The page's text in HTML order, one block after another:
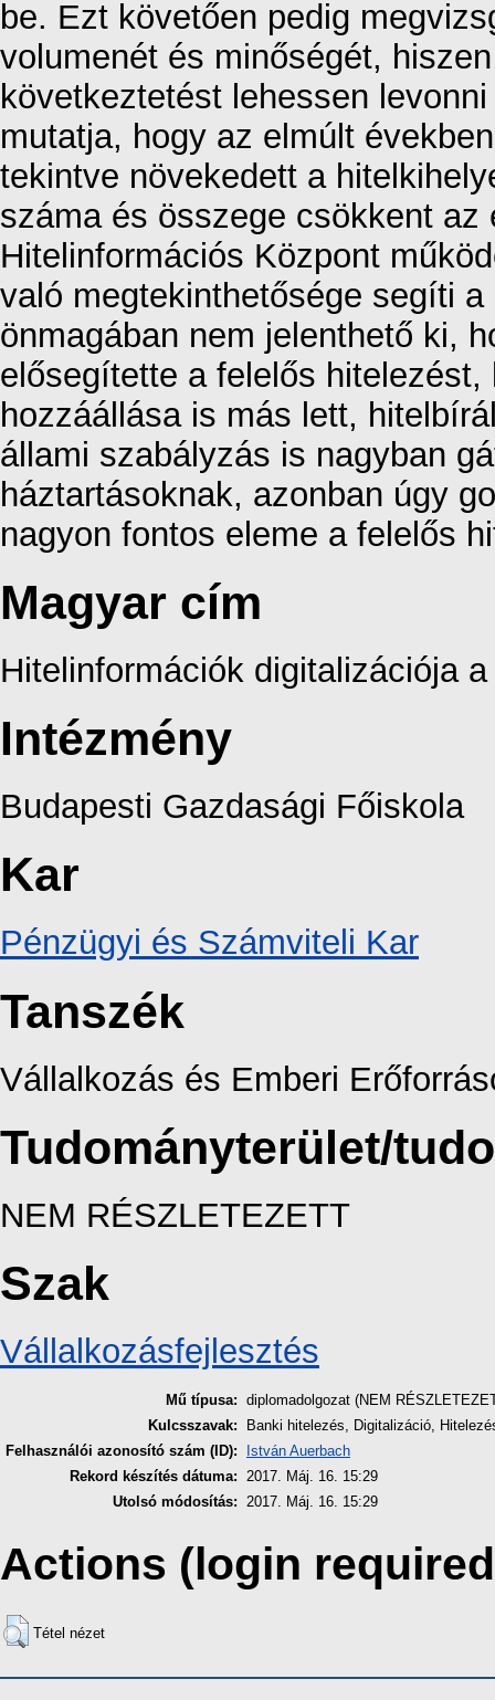
be. Ezt követően pedig
volumenét és minőségét,
következtetést lehessen
mutatja, hogy az elmúlt
tekintve növekedett a
száma és összege csökkent
Hitelinformációs Központ
való megtekinthetősége segíti
önmagában nem jelenthető ki,
elősegítette a felelős
hozzáállása is más lett,
állami szabályzás is nagyban
háztartásoknak, azonban úgy
nagyon fontos eleme a felelős
Magyar cím
Hitelinformációk digitalizációja
Intézmény
Budapesti Gazdasági Főiskola
Kar
Pénzügyi és Számviteli Kar
Tanszék
Vállalkozás és Emberi
Tudományterület/
NEM RÉSZLETEZETT
Szak
Vállalkozásfejlesztés
Mű típusa: diplomadolgozat (NEM
Kulcsszavak:
Banki hitelezés, Digitalizáció,
Felhasználói azonosító szám (ID):
István Auerbach
Rekord készítés dátuma:
2017. Máj. 16. 15:29
Utolsó módosítás:
2017. Máj. 16. 15:29
Actions (login
Tétel nézet